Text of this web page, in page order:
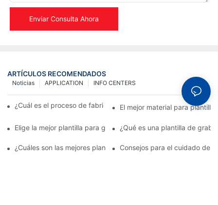
Enviar Consulta Ahora
ARTÍCULOS RECOMENDADOS
INFO CENTERS
APPLICATION
Noticias
¿Cuál es el proceso de fabricación de plantillas metálicas?
El mejor material para
Elige la mejor plantilla para grabado en metal para realzar tus
¿Qué es una plantilla de
¿Cuáles son las mejores plantillas de grabado para metal?
Consejos para el cuidado de